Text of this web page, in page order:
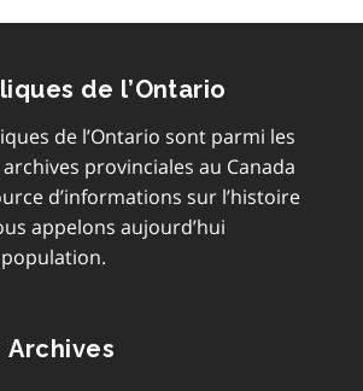
de l’Ontario
de l’Ontario sont parmi les
provinciales au Canada
d’informations sur l’histoire
appelons aujourd’hui
population.
Archives